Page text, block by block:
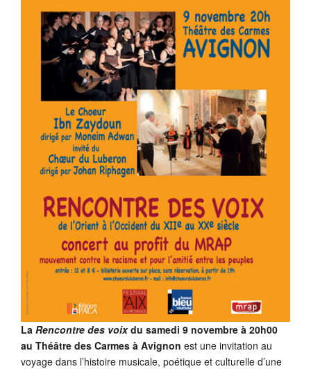
La Rencontre des voixdu samedi 9 novembre à 20h00
au Théâtre des Carmes à Avignon est une invitation au
voyage dans l’histoire musicale, poétique et culturelle d’une